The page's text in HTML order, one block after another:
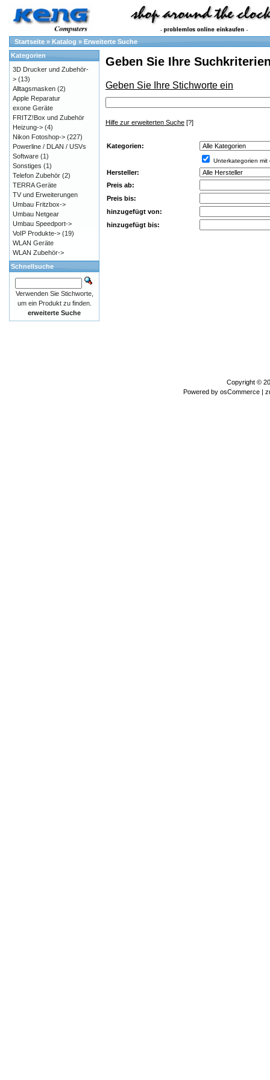
Startseite » Katalog » Erweiterte Suche
Geben Sie Ihre
Geben Sie Ihre Stichworte ein
Hilfe zur erweiterten Suche [?]
Kategorien:
Unterkategorien mit
Hersteller:
Preis ab:
Preis bis:
hinzugefügt von:
hinzugefügt bis:
Kategorien
3D Drucker und Zubehör-
> (13)
Alltagsmasken (2)
Apple Reparatur
exone Geräte
FRITZ!Box und Zubehör
Heizung-> (4)
Nikon Fotoshop-> (227)
Powerline / DLAN / USVs
Software (1)
Sonstiges (1)
Telefon Zubehör (2)
TERRA Geräte
TV und Erweiterungen
Umbau Fritzbox->
Umbau Netgear
Umbau Speedport->
VoIP Produkte-> (19)
WLAN Geräte
WLAN Zubehör->
Schnellsuche
Verwenden Sie Stichworte,
um ein Produkt zu finden.
erweiterte Suche
Copyright ©
Powered by osCommerce |